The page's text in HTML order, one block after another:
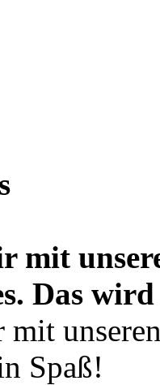
mit
Das wird
mit
Spaß!